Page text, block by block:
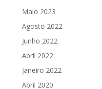
Maio 2023
Agosto 2022
Junho 2022
Abril 2022
Janeiro 2022
Abril 2020